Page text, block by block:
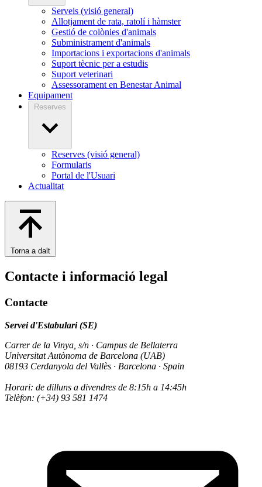
Serveis (visió general)
Allotjament de rata, ratolí i hàmster
Gestió de colònies d'animals
Subministrament d'animals
Importacions i exportacions d'animals
Suport tècnic per a estudis
Suport veterinari
Assessorament en Benestar Animal
Equipament
Reserves
Reserves (visió general)
Formularis
Portal de l'Usuari
Actualitat
Torna a dalt
Contacte i informació legal
Contacte
Servei d'Estabulari (SE)
Carrer de la Vinya, s/n · Campus de Bellaterra
Universitat Autònoma de Barcelona (UAB)
08193 Cerdanyola del Vallès · Barcelona · Spain
Horari: de dilluns a divendres de 8:15h a 14:45h
Telèfon: (+34) 93 581 1474